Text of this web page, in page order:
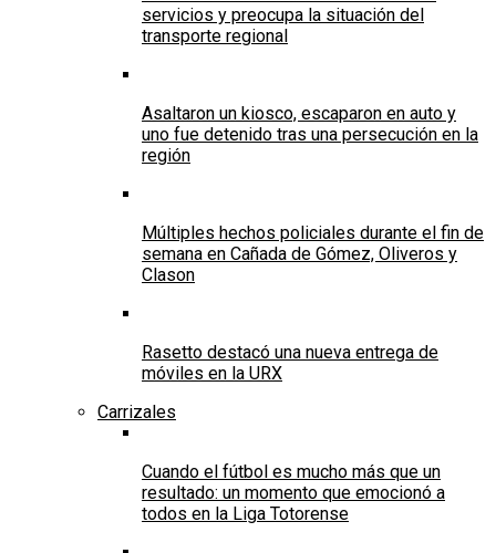
servicios y preocupa la situación del
transporte regional
Asaltaron un kiosco, escaparon en auto y
uno fue detenido tras una persecución en la
región
Múltiples hechos policiales durante el fin de
semana en Cañada de Gómez, Oliveros y
Clason
Rasetto destacó una nueva entrega de
móviles en la URX
Carrizales
Cuando el fútbol es mucho más que un
resultado: un momento que emocionó a
todos en la Liga Totorense